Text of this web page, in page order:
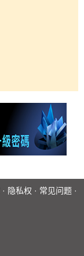
· 隐私权 · 常见问题 ·